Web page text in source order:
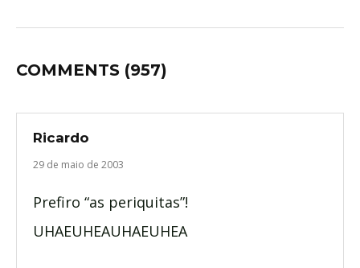
COMMENTS (957)
Ricardo
29 de maio de 2003
Prefiro “as periquitas”!
UHAEUHEAUHAEUHEA